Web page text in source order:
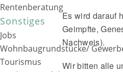
Rentenberatung
Sonstiges
Jobs
Wohnbaugrundstücke/
Tourismus
Es wird darauf
Geimpfte,
Nachweis).
Wir bitten alle